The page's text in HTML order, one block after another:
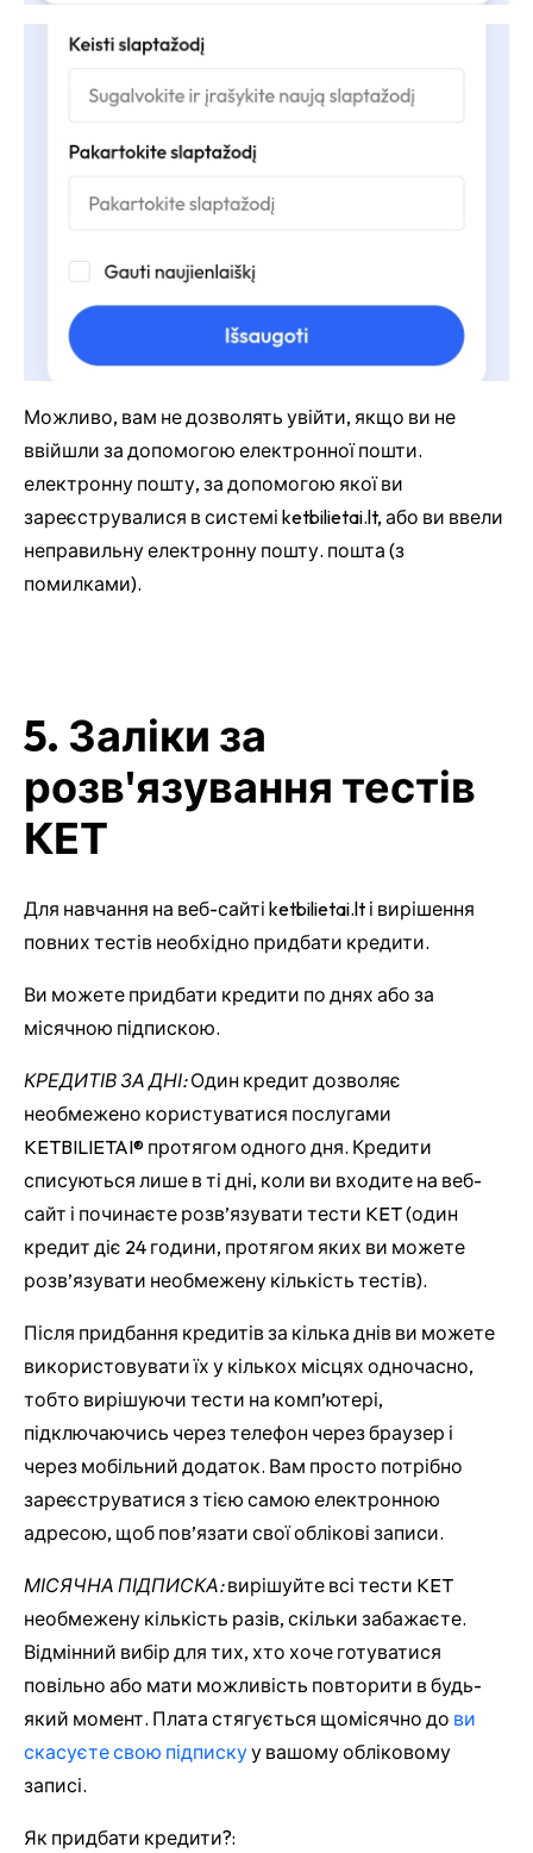
Можливо, вам не дозволять увійти, якщо ви не
ввійшли за допомогою електронної пошти.
електронну пошту, за допомогою якої ви
зареєструвалися в системі ketbilietai.lt, або ви ввели
неправильну електронну пошту. пошта (з
помилками).
5. Заліки за
розв'язування тестів
КЕТ
Для навчання на веб-сайті ketbilietai.lt і вирішення
повних тестів необхідно придбати кредити.
Ви можете придбати кредити по днях або за
місячною підпискою.
КРЕДИТІВ ЗА ДНІ:Один кредит дозволяє
необмежено користуватися послугами
KETBILIETAI® протягом одного дня. Кредити
списуються лише в ті дні, коли ви входите на веб-
сайт і починаєте розв’язувати тести KET (один
кредит діє 24 години, протягом яких ви можете
розв’язувати необмежену кількість тестів).
Після придбання кредитів за кілька днів ви можете
використовувати їх у кількох місцях одночасно,
тобто вирішуючи тести на комп’ютері,
підключаючись через телефон через браузер і
через мобільний додаток. Вам просто потрібно
зареєструватися з тією самою електронною
адресою, щоб пов’язати свої облікові записи.
МІСЯЧНА ПІДПИСКА:вирішуйте всі тести KET
необмежену кількість разів, скільки забажаєте.
Відмінний вибір для тих, хто хоче готуватися
повільно або мати можливість повторити в будь-
який момент. Плата стягується щомісячно до ви
скасуєте свою підпискуу вашому обліковому
записі.
Як придбати кредити?: